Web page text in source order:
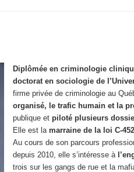
Diplômée en criminologie
doctorat en sociologie de
firme privée de criminologie au
organisé, le trafic humain et la
publique etpiloté plusieurs
Elle est lamarraine de la loi C-
Au cours de son parcours
depuis 2010, elle s’intéresse à
trois sur les gangs de rue et la